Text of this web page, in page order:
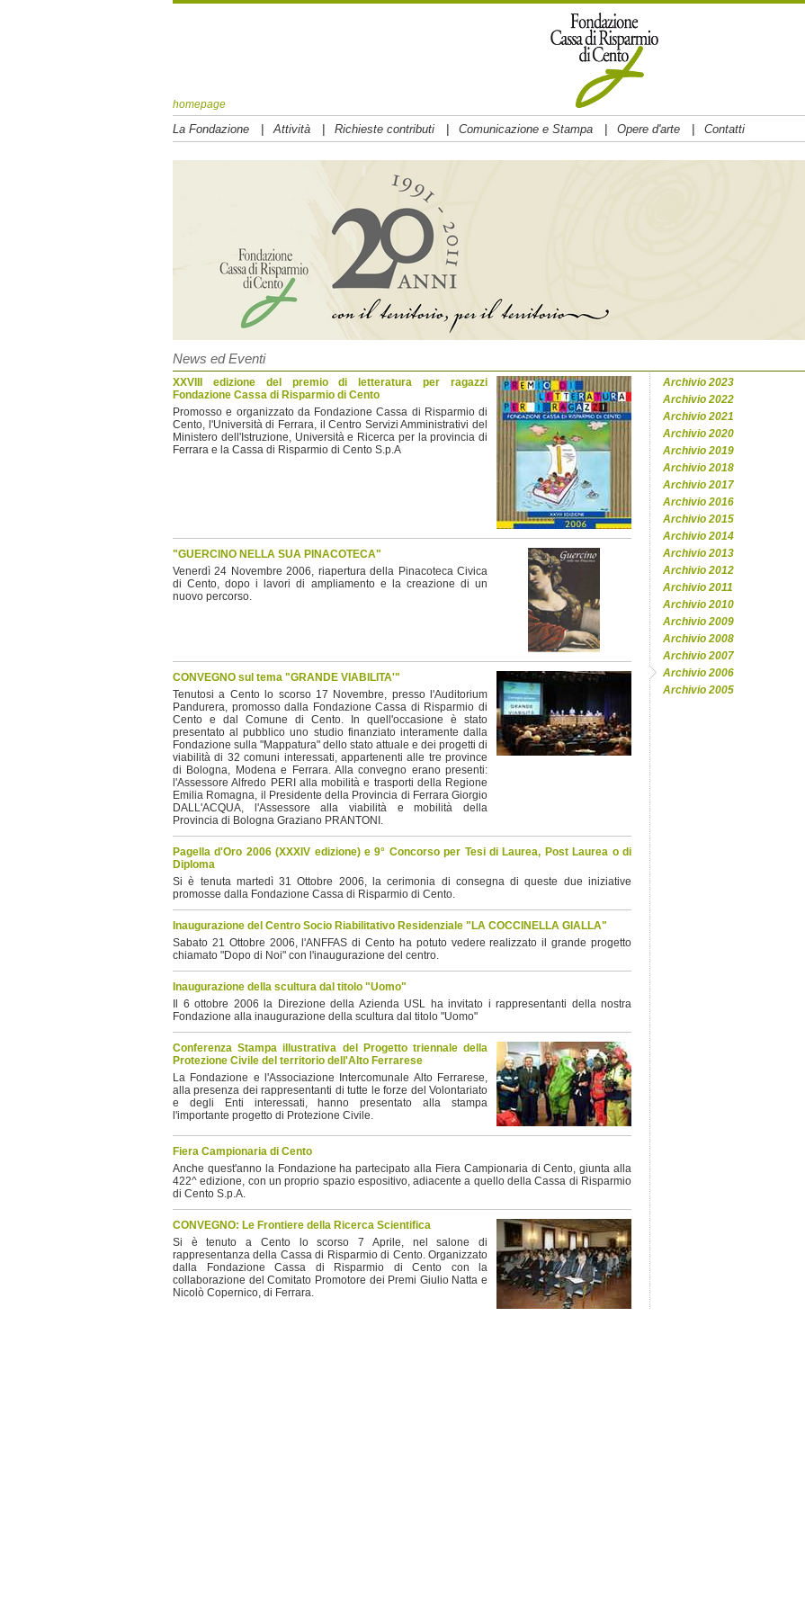
homepage
La Fondazione | Attività | Richieste contributi | Comunicazione e Stampa | Opere d'arte | Contatti
News ed Eventi
XXVIII edizione del premio di letteratura per ragazzi
Fondazione Cassa di Risparmio di Cento
Promosso e organizzato da Fondazione Cassa di Risparmio di
Cento, l'Università di Ferrara, il Centro Servizi Amministrativi del
Ministero dell'Istruzione, Università e Ricerca per la provincia di
Ferrara e la Cassa di Risparmio di Cento S.p.A
"GUERCINO NELLA SUA PINACOTECA"
Venerdì 24 Novembre 2006, riapertura della Pinacoteca Civica
di Cento, dopo i lavori di ampliamento e la creazione di un
nuovo percorso.
CONVEGNO sul tema "GRANDE VIABILITA'"
Tenutosi a Cento lo scorso 17 Novembre, presso l'Auditorium
Pandurera, promosso dalla Fondazione Cassa di Risparmio di
Cento e dal Comune di Cento. In quell'occasione è stato
presentato al pubblico uno studio finanziato interamente dalla
Fondazione sulla "Mappatura" dello stato attuale e dei progetti di
viabilità di 32 comuni interessati, appartenenti alle tre province
di Bologna, Modena e Ferrara. Alla convegno erano presenti:
l'Assessore Alfredo PERI alla mobilità e trasporti della Regione
Emilia Romagna, il Presidente della Provincia di Ferrara Giorgio
DALL'ACQUA, l'Assessore alla viabilità e mobilità della
Provincia di Bologna Graziano PRANTONI.
Pagella d'Oro 2006 (XXXIV edizione) e 9° Concorso per Tesi di Laurea, Post Laurea o di
Diploma
Si è tenuta martedì 31 Ottobre 2006, la cerimonia di consegna di queste due iniziative
promosse dalla Fondazione Cassa di Risparmio di Cento.
Inaugurazione del Centro Socio Riabilitativo Residenziale "LA COCCINELLA GIALLA"
Sabato 21 Ottobre 2006, l'ANFFAS di Cento ha potuto vedere realizzato il grande progetto
chiamato "Dopo di Noi" con l'inaugurazione del centro.
Inaugurazione della scultura dal titolo "Uomo"
Il 6 ottobre 2006 la Direzione della Azienda USL ha invitato i rappresentanti della nostra
Fondazione alla inaugurazione della scultura dal titolo "Uomo"
Conferenza Stampa illustrativa del Progetto triennale della
Protezione Civile del territorio dell'Alto Ferrarese
La Fondazione e l'Associazione Intercomunale Alto Ferrarese,
alla presenza dei rappresentanti di tutte le forze del Volontariato
e degli Enti interessati, hanno presentato alla stampa
l'importante progetto di Protezione Civile.
Fiera Campionaria di Cento
Anche quest'anno la Fondazione ha partecipato alla Fiera Campionaria di Cento, giunta alla
422^ edizione, con un proprio spazio espositivo, adiacente a quello della Cassa di Risparmio
di Cento S.p.A.
CONVEGNO: Le Frontiere della Ricerca Scientifica
Si è tenuto a Cento lo scorso 7 Aprile, nel salone di
rappresentanza della Cassa di Risparmio di Cento. Organizzato
dalla Fondazione Cassa di Risparmio di Cento con la
collaborazione del Comitato Promotore dei Premi Giulio Natta e
Nicolò Copernico, di Ferrara.
Archivio 2023
Archivio 2022
Archivio 2021
Archivio 2020
Archivio 2019
Archivio 2018
Archivio 2017
Archivio 2016
Archivio 2015
Archivio 2014
Archivio 2013
Archivio 2012
Archivio 2011
Archivio 2010
Archivio 2009
Archivio 2008
Archivio 2007
Archivio 2006
Archivio 2005